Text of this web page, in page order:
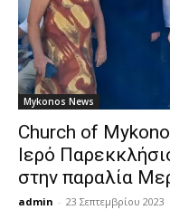
Mykonos News
Church of
Ιερό
στην παραλία
admin - 23 Σεπτεμβρίου 2023